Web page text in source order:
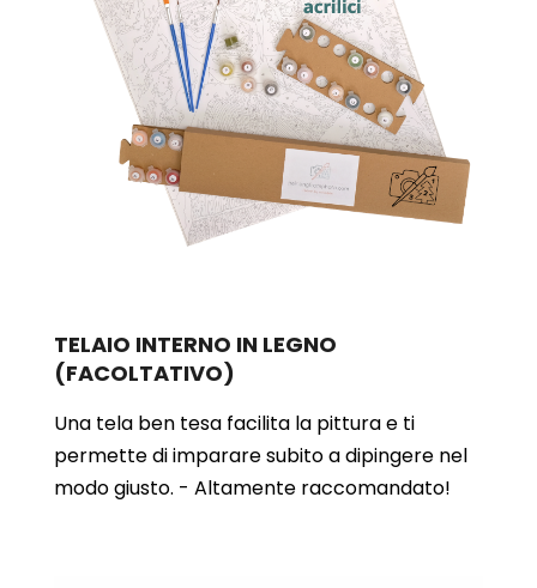
TELAIO INTERNO IN LEGNO
(FACOLTATIVO)
Una tela ben tesa facilita la pittura e ti
permette di imparare subito a dipingere nel
modo giusto. - Altamente raccomandato!